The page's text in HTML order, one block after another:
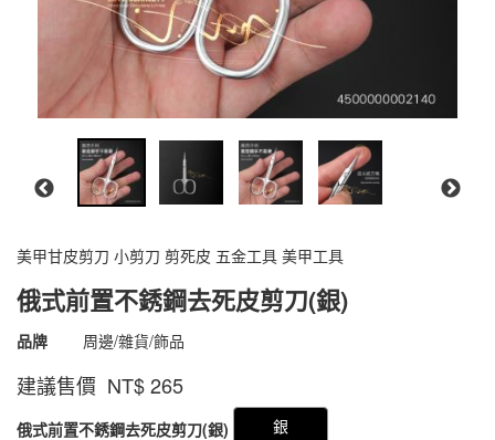
美甲甘皮剪刀 小剪刀 剪死皮 五金工具 美甲工具
俄式前置不銹鋼去死皮剪刀(銀)
商品代號 4500000002140
4500000002140
品牌 周邊/雜貨/飾品
建議售價 NT$265
GOODS000000000000001283273
俄式前置不銹鋼去死皮剪刀(銀) 銀